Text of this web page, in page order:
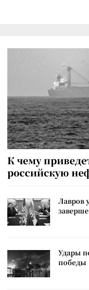
К чему
российскую
Лавров
Удары
победы